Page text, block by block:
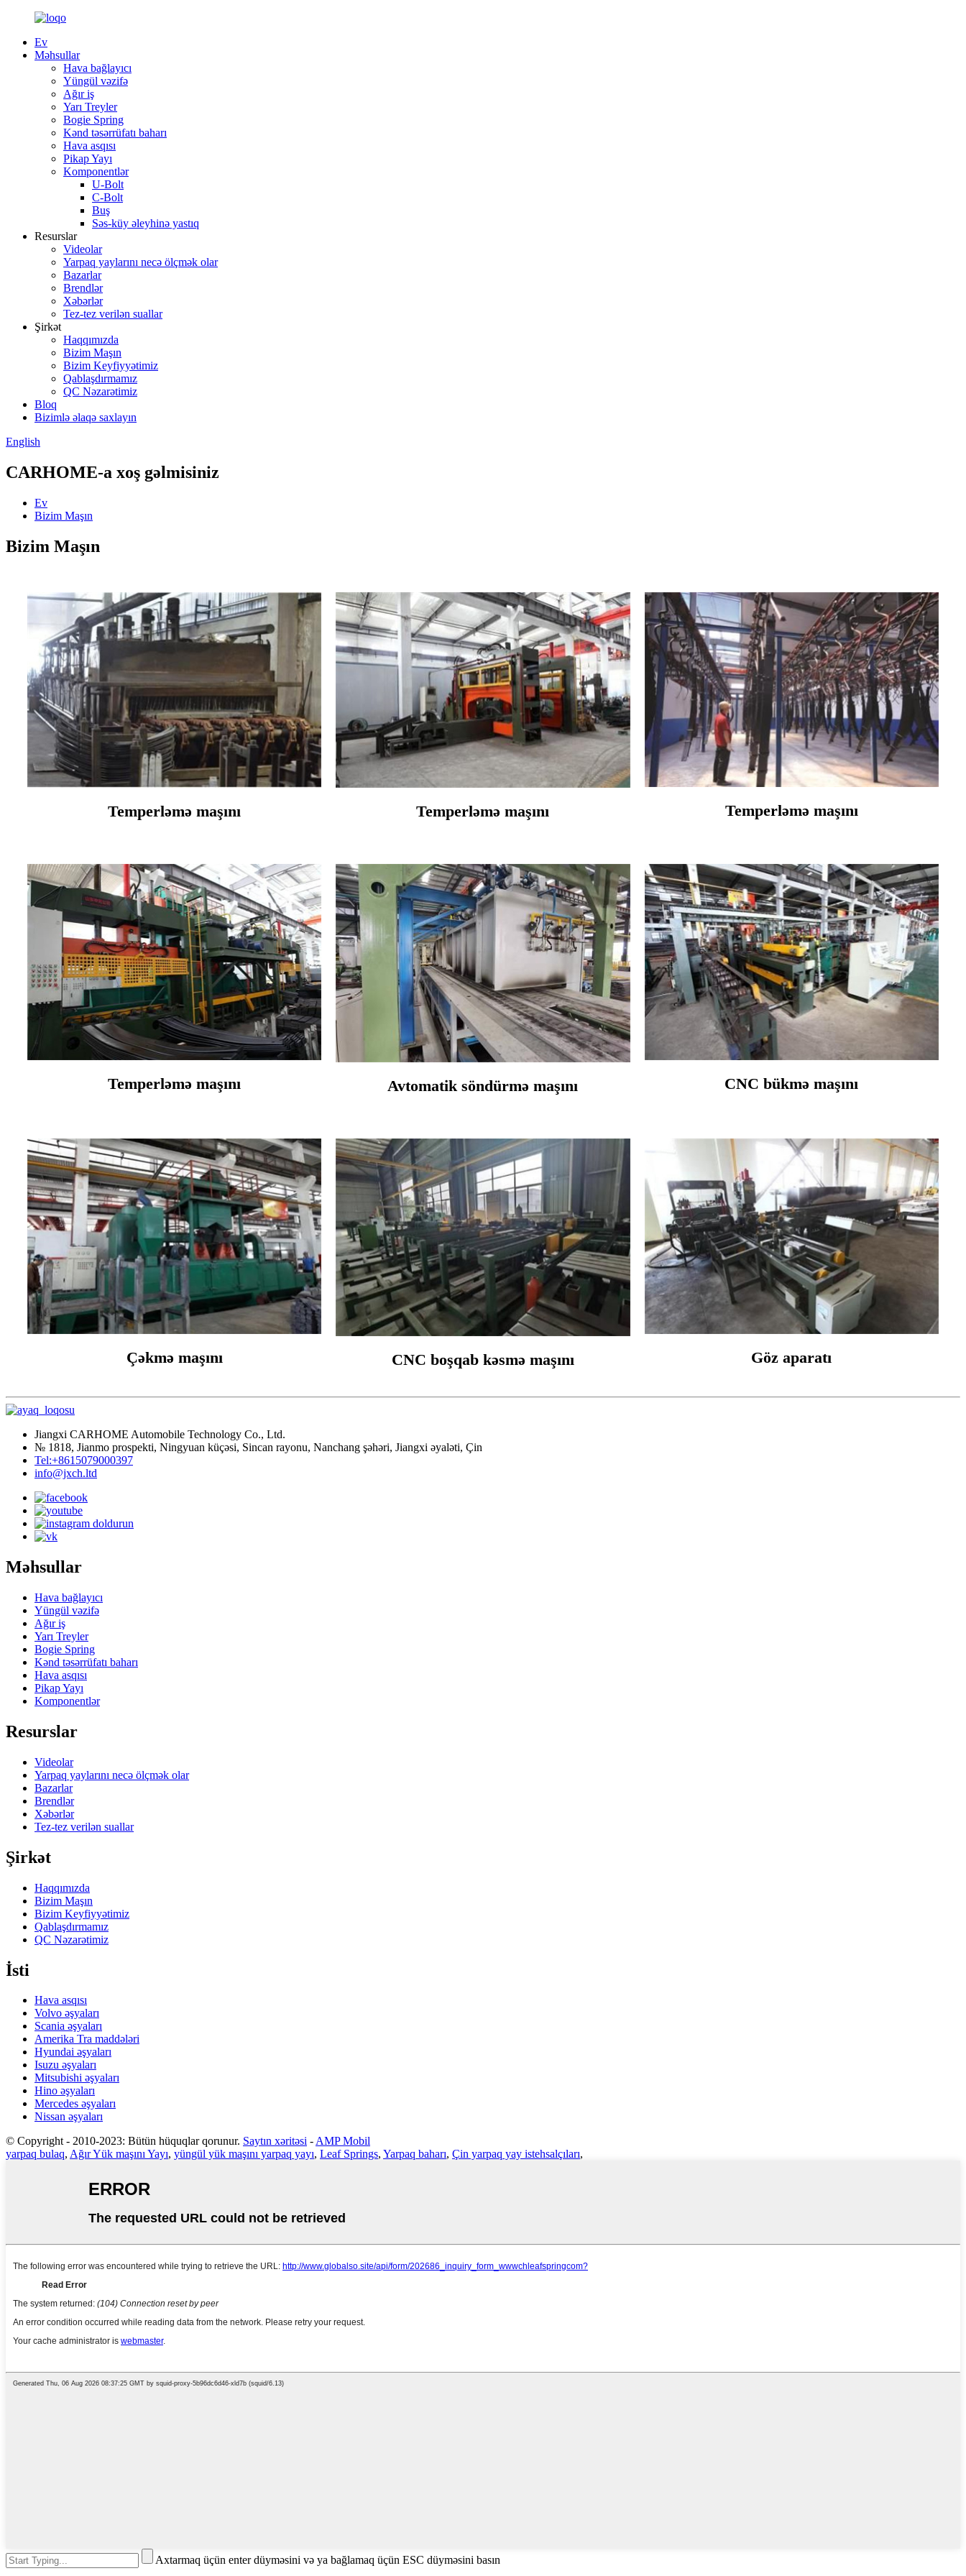
Ev
Məhsullar
Hava bağlayıcı
Yüngül vəzifə
Ağır iş
Yarı Treyler
Bogie Spring
Kənd təsərrüfatı baharı
Hava asqısı
Pikap Yayı
Komponentlər
U-Bolt
C-Bolt
Buş
Səs-küy əleyhinə yastıq
Resurslar
Videolar
Yarpaq yaylarını necə ölçmək olar
Bazarlar
Brendlər
Xəbərlər
Tez-tez verilən suallar
Şirkət
Haqqımızda
Bizim Maşın
Bizim Keyfiyyətimiz
Qablaşdırmamız
QC Nəzarətimiz
Bloq
Bizimlə əlaqə saxlayın
English
CARHOME-a xoş gəlmisiniz
Ev
Bizim Maşın
Bizim Maşın
Temperləmə maşını Temperləmə maşını Temperləmə maşını
Temperləmə maşını Avtomatik söndürmə maşını CNC bükmə maşını
Çəkmə maşını CNC boşqab kəsmə maşını Göz aparatı
Jiangxi CARHOME Automobile Technology Co., Ltd.
№ 1818, Jianmo prospekti, Ningyuan küçəsi, Sincan rayonu, Nanchang şəhəri, Jiangxi əyaləti, Çin
Tel:+8615079000397
info@jxch.ltd
Məhsullar
Hava bağlayıcı
Yüngül vəzifə
Ağır iş
Yarı Treyler
Bogie Spring
Kənd təsərrüfatı baharı
Hava asqısı
Pikap Yayı
Komponentlər
Resurslar
Videolar
Yarpaq yaylarını necə ölçmək olar
Bazarlar
Brendlər
Xəbərlər
Tez-tez verilən suallar
Şirkət
Haqqımızda
Bizim Maşın
Bizim Keyfiyyətimiz
Qablaşdırmamız
QC Nəzarətimiz
İsti
Hava asqısı
Volvo əşyaları
Scania əşyaları
Amerika Tra maddələri
Hyundai əşyaları
Isuzu əşyaları
Mitsubishi əşyaları
Hino əşyaları
Mercedes əşyaları
Nissan əşyaları
© Copyright - 2010-2023: Bütün hüquqlar qorunur. Saytın xəritəsi -AMP Mobil
yarpaq bulaq, Ağır Yük maşını Yayı, yüngül yük maşını yarpaq yayı, Leaf Springs, Yarpaq baharı, Çin yarpaq yay istehsalçıları,
Axtarmaq üçün enter düyməsini və ya bağlamaq üçün ESC düyməsini basın